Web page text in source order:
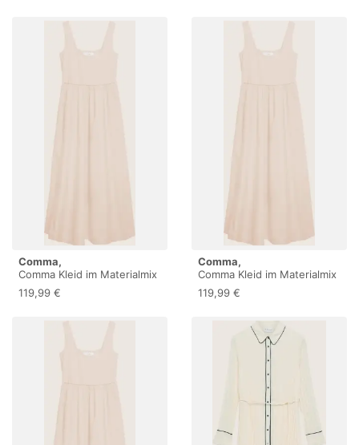
Comma,
Comma Kleid im Materialmix
119,99 €
Comma,
Comma Kleid im Materialmix
119,99 €